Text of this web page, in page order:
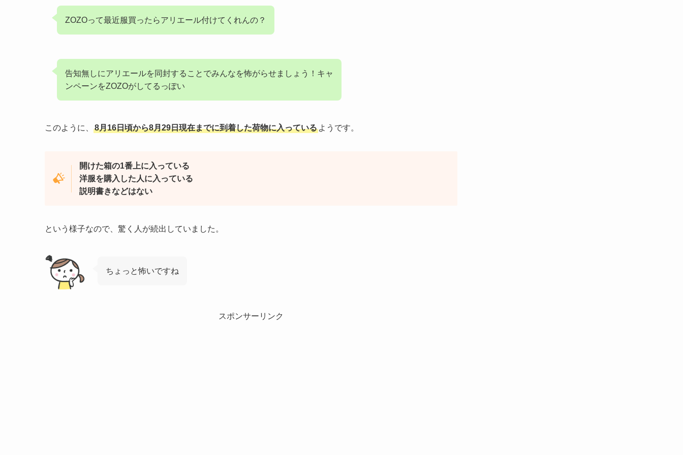
ZOZOって最近服買ったらアリエール付けてくれんの？
告知無しにアリエールを同封することでみんなを怖がらせましょう！キャ
ンペーンをZOZOがしてるっぽい
このように、 8月16日頃から8月29日現在までに到着した荷物に入っている ようです。
開けた箱の1番上に入っている
洋服を購入した人に入っている
説明書きなどはない
という様子なので、驚く人が続出していました。
ちょっと怖いですね
スポンサーリンク